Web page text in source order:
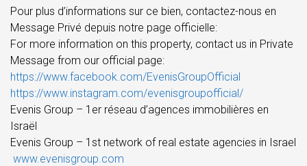
Pour plus d’informations sur ce bien, contactez-nous en
Message Privé depuis notre page officielle:
For more information on this property, contact us in Private
Message from our official page:
https://www.facebook.com/EvenisGroupOfficial
https://www.instagram.com/evenisgroupofficial/
Evenis Group – 1er réseau d’agences immobilières en
Israël
Evenis Group – 1st network of real estate agencies in Israel
www.evenisgroup.com